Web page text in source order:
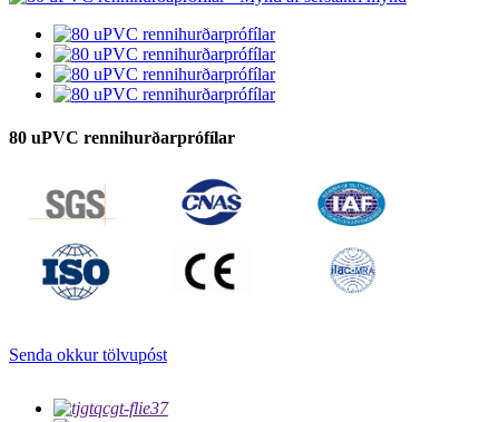
80 uPVC rennihurðarprófílar
Senda okkur tölvupóst